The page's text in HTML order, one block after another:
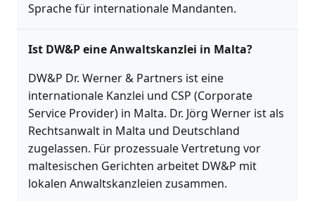
Sprache für internationale Mandanten.
Ist DW&P eine Anwaltskanzlei in Malta?
DW&P Dr. Werner & Partners ist eine
internationale Kanzlei und CSP (Corporate
Service Provider) in Malta. Dr. Jörg Werner ist als
Rechtsanwalt in Malta und Deutschland
zugelassen. Für prozessuale Vertretung vor
maltesischen Gerichten arbeitet DW&P mit
lokalen Anwaltskanzleien zusammen.